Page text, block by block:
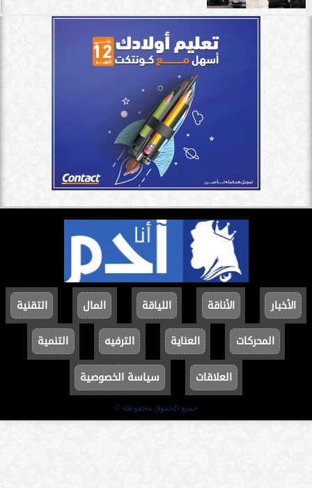
الأخبار الأناقة اللياقة المال
التقنية
المحركات
العناية الترفيه
التنمية
العلاقات
سياسة الخصوصية
جميع الحقوق محفوظة ©